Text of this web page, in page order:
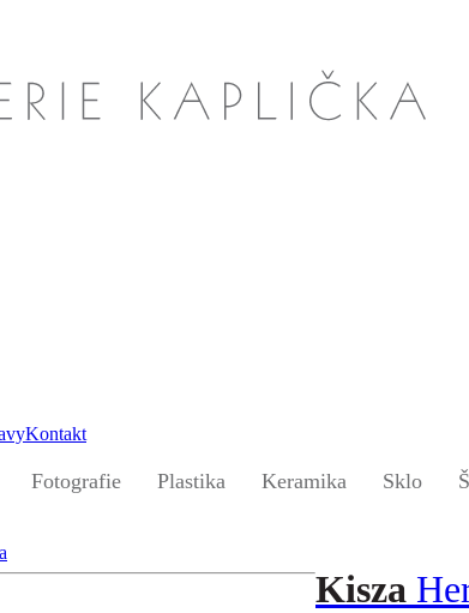
Kontakt
Fotografie Plastika Keramika Sklo
Kisza